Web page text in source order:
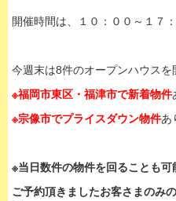
開催時間は、１０：００～１７
今週末は8件のオープンハウスを
※福岡市東区・福津市で新着物件
※宗像市でプライスダウン物件あ
※当日数件の物件を回ることも可
ご予約頂きましたお客さまのみ